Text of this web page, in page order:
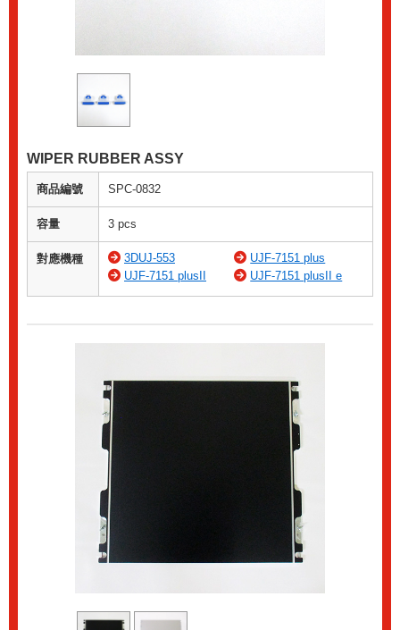
WIPER RUBBER ASSY
商品編號 SPC-0832
容量 3 pcs
對應機種 3DUJ-553
UJF-7151 plus
UJF-7151 plusII
UJF-7151 plusII e